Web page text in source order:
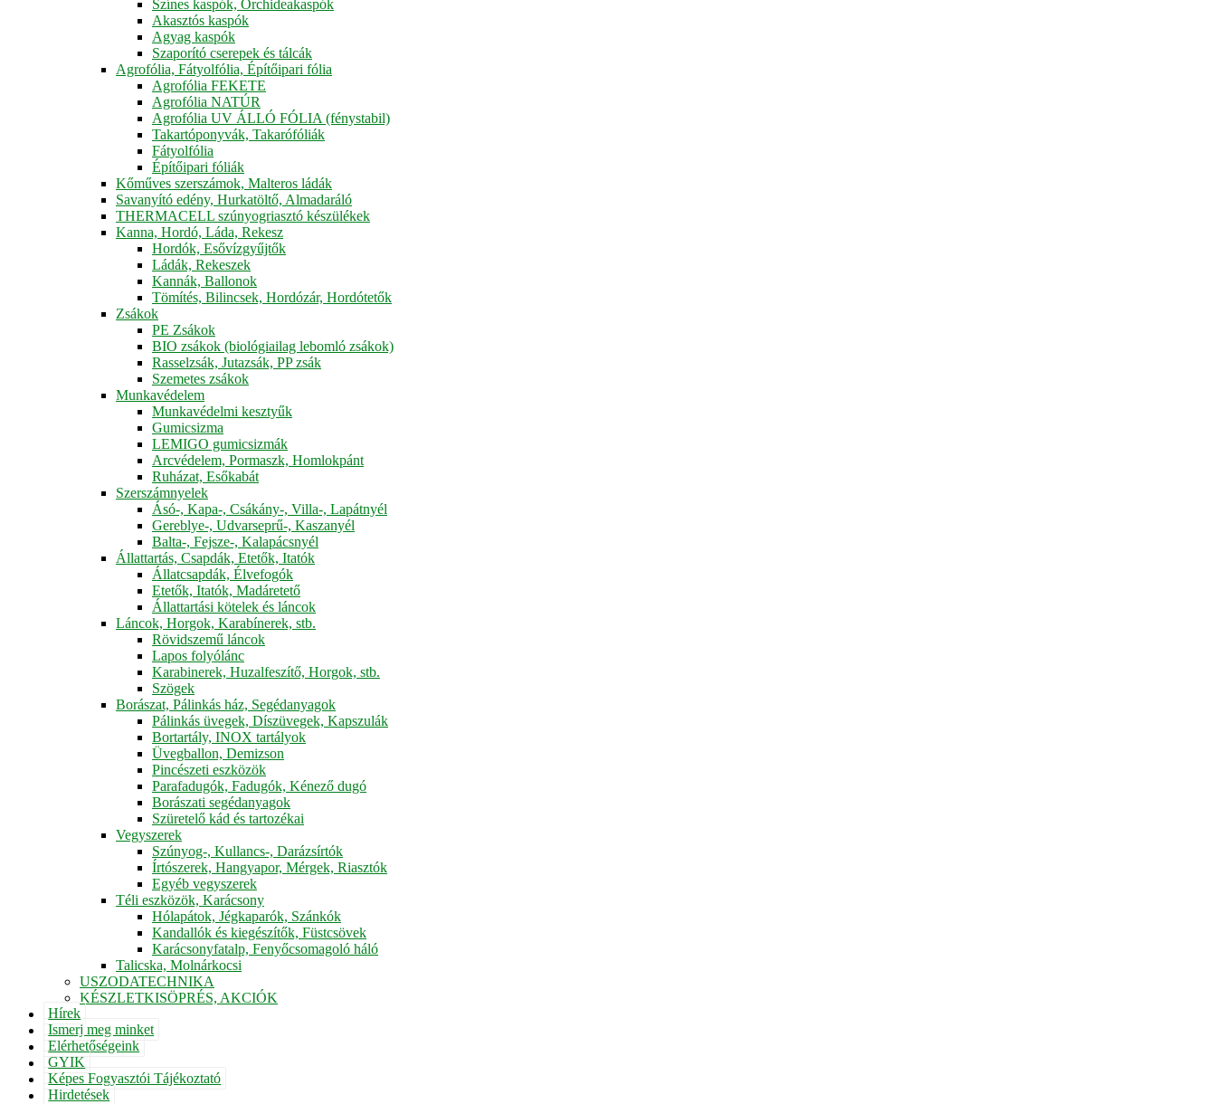
Színes kaspók, Orchideakaspók
Akasztós kaspók
Agyag kaspók
Szaporító cserepek és tálcák
Agrofólia, Fátyolfólia, Építőipari fólia
Agrofólia FEKETE
Agrofólia NATÚR
Agrofólia UV ÁLLÓ FÓLIA (fénystabil)
Takartóponyvák, Takarófóliák
Fátyolfólia
Építőipari fóliák
Kőműves szerszámok, Malteros ládák
Savanyító edény, Hurkatöltő, Almadaráló
THERMACELL szúnyogriasztó készülékek
Kanna, Hordó, Láda, Rekesz
Hordók, Esővízgyűjtők
Ládák, Rekeszek
Kannák, Ballonok
Tömítés, Bilincsek, Hordózár, Hordótetők
Zsákok
PE Zsákok
BIO zsákok (biológiailag lebomló zsákok)
Rasselzsák, Jutazsák, PP zsák
Szemetes zsákok
Munkavédelem
Munkavédelmi kesztyűk
Gumicsizma
LEMIGO gumicsizmák
Arcvédelem, Pormaszk, Homlokpánt
Ruházat, Esőkabát
Szerszámnyelek
Ásó-, Kapa-, Csákány-, Villa-, Lapátnyél
Gereblye-, Udvarseprű-, Kaszanyél
Balta-, Fejsze-, Kalapácsnyél
Állattartás, Csapdák, Etetők, Itatók
Állatcsapdák, Élvefogók
Etetők, Itatók, Madáretető
Állattartási kötelek és láncok
Láncok, Horgok, Karabínerek, stb.
Rövidszemű láncok
Lapos folyólánc
Karabinerek, Huzalfeszítő, Horgok, stb.
Szögek
Borászat, Pálinkás ház, Segédanyagok
Pálinkás üvegek, Díszüvegek, Kapszulák
Bortartály, INOX tartályok
Üvegballon, Demizson
Pincészeti eszközök
Parafadugók, Fadugók, Kénező dugó
Borászati segédanyagok
Szüretelő kád és tartozékai
Vegyszerek
Szúnyog-, Kullancs-, Darázsírtók
Írtószerek, Hangyapor, Mérgek, Riasztók
Egyéb vegyszerek
Téli eszközök, Karácsony
Hólapátok, Jégkaparók, Szánkók
Kandallók és kiegészítők, Füstcsövek
Karácsonyfatalp, Fenyőcsomagoló háló
Talicska, Molnárkocsi
USZODATECHNIKA
KÉSZLETKISÖPRÉS, AKCIÓK
Hírek
Ismerj meg minket
Elérhetőségeink
GYIK
Képes Fogyasztói Tájékoztató
Hirdetések